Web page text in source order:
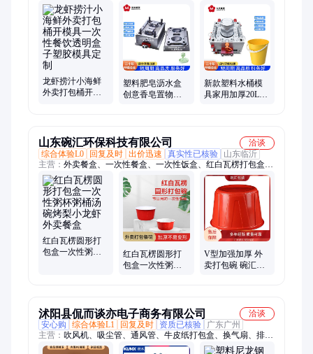
模具、洗衣机模具、日用品模具、饮水机模具、塑料模具、置物
架模具、电风扇模具、塑料桌椅、汽车尾灯模具、水壶模具、注
塑模具、医疗模具、汽车内饰模具、水杯模具、汽车外饰模具、
笤帚模具、美容器械模具、椅子模具、家电模具、工业用品模
具、塑胶模具
龙虾捞汁小海鲜
外卖打包桶开模
塑料肥皂沥水盒
创意香皂置物盒
新款塑料水桶模
具家用加厚20L带
山东碗汇环保科技有限公司
洽谈
综合体验L0
回复及时 出价迅速 真实性已核验
山东临沂
主营： 外卖餐盒、一次性餐盒、一次性饭盒、红白瓦楞打包盒、
透明方形餐盒
红白瓦楞圆形打
包盒一次性粥杯
红白瓦楞圆形打
包盒一次性粥杯
V型加强加厚 外
卖打包碗 碗汇包
沭阳县侃而谈亦电子商务有限公司
洽谈
安心购
综合体验L1 回复及时 资质已核验
广东广州
主营： 吹风机、吸尘管、通风管、牛皮纸打包盒、换气扇、排气
管、铝合金、活性炭、钢丝管、风帘机、排风管、引风机、风幕